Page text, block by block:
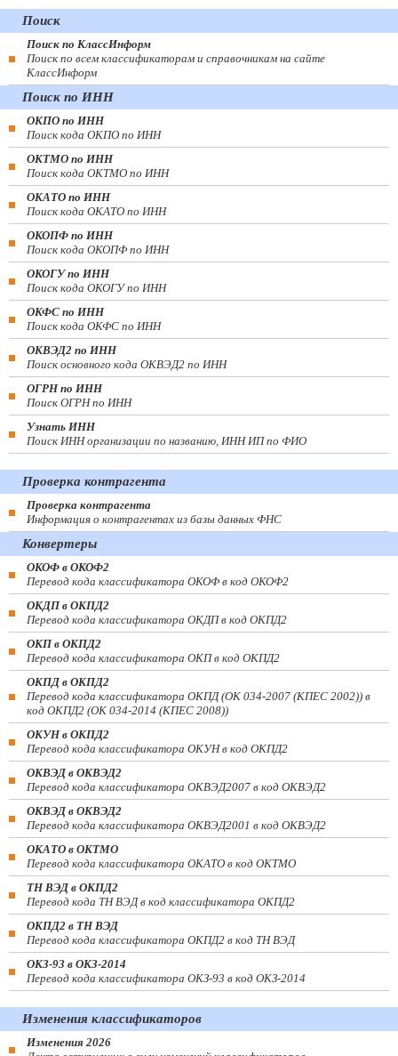
Поиск
Поиск по КлассИнформ
Поиск по всем классификаторам и справочникам на сайте
КлассИнформ
Поиск по ИНН
ОКПО по ИНН
Поиск кода ОКПО по ИНН
ОКТМО по ИНН
Поиск кода ОКТМО по ИНН
ОКАТО по ИНН
Поиск кода ОКАТО по ИНН
ОКОПФ по ИНН
Поиск кода ОКОПФ по ИНН
ОКОГУ по ИНН
Поиск кода ОКОГУ по ИНН
ОКФС по ИНН
Поиск кода ОКФС по ИНН
ОКВЭД2 по ИНН
Поиск основного кода ОКВЭД2 по ИНН
ОГРН по ИНН
Поиск ОГРН по ИНН
Узнать ИНН
Поиск ИНН организации по названию, ИНН ИП по ФИО
Проверка контрагента
Проверка контрагента
Информация о контрагентах из базы данных ФНС
Конвертеры
ОКОФ в ОКОФ2
Перевод кода классификатора ОКОФ в код ОКОФ2
ОКДП в ОКПД2
Перевод кода классификатора ОКДП в код ОКПД2
ОКП в ОКПД2
Перевод кода классификатора ОКП в код ОКПД2
ОКПД в ОКПД2
Перевод кода классификатора ОКПД (ОК 034-2007 (КПЕС 2002)) в
код ОКПД2 (ОК 034-2014 (КПЕС 2008))
ОКУН в ОКПД2
Перевод кода классификатора ОКУН в код ОКПД2
ОКВЭД в ОКВЭД2
Перевод кода классификатора ОКВЭД2007 в код ОКВЭД2
ОКВЭД в ОКВЭД2
Перевод кода классификатора ОКВЭД2001 в код ОКВЭД2
ОКАТО в ОКТМО
Перевод кода классификатора ОКАТО в код ОКТМО
ТН ВЭД в ОКПД2
Перевод кода ТН ВЭД в код классификатора ОКПД2
ОКПД2 в ТН ВЭД
Перевод кода классификатора ОКПД2 в код ТН ВЭД
ОКЗ-93 в ОКЗ-2014
Перевод кода классификатора ОКЗ-93 в код ОКЗ-2014
Изменения классификаторов
Изменения 2026